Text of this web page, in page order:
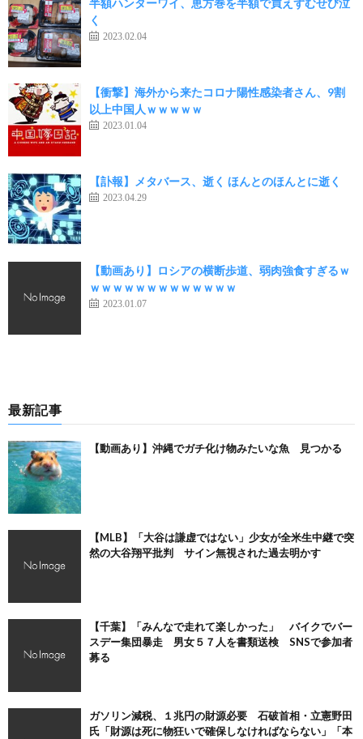
半額ハンターワイ、恵方巻を半額で買えずむせび泣
く
2023.02.04
【衝撃】海外から来たコロナ陽性感染者さん、9割
以上中国人ｗｗｗｗｗ
2023.01.04
【訃報】メタバース、逝く ほんとのほんとに逝く
2023.04.29
【動画あり】ロシアの横断歩道、弱肉強食すぎるｗ
ｗｗｗｗｗｗｗｗｗｗｗｗｗ
2023.01.07
最新記事
【動画あり】沖縄でガチ化け物みたいな魚 見つかる
【MLB】「大谷は謙虚ではない」少女が全米生中継で突
然の大谷翔平批判 サイン無視された過去明かす
【千葉】「みんなで走れて楽しかった」 バイクでバー
スデー集団暴走 男女５７人を書類送検 SNSで参加者
募る
ガソリン減税、１兆円の財源必要 石破首相・立憲野田
氏「財源は死に物狂いで確保しなければならない」「本